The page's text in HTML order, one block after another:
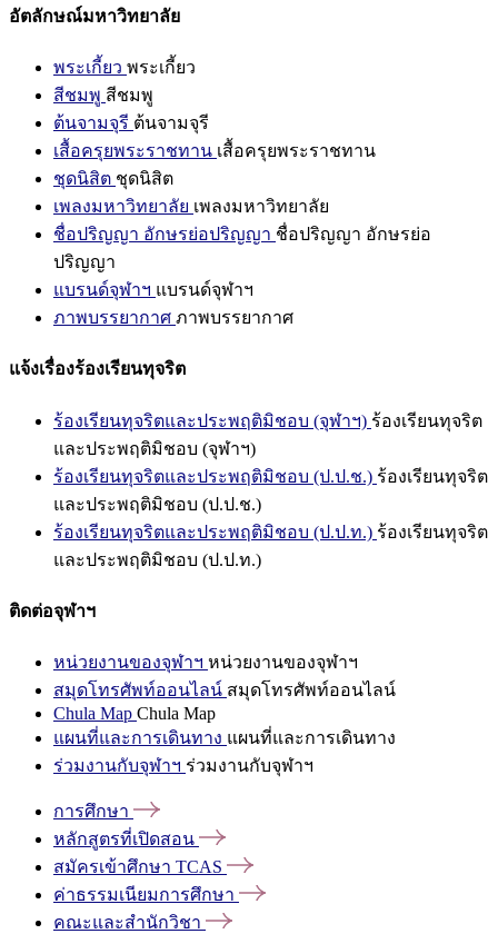
อัตลักษณ์มหาวิทยาลัย
พระเกี้ยว พระเกี้ยว
สีชมพู สีชมพู
ต้นจามจุรี ต้นจามจุรี
เสื้อครุยพระราชทาน เสื้อครุยพระราชทาน
ชุดนิสิต ชุดนิสิต
เพลงมหาวิทยาลัย เพลงมหาวิทยาลัย
ชื่อปริญญา อักษรย่อปริญญา ชื่อปริญญา อักษรย่อ
ปริญญา
แบรนด์จุฬาฯ แบรนด์จุฬาฯ
ภาพบรรยากาศ ภาพบรรยากาศ
แจ้งเรื่องร้องเรียนทุจริต
ร้องเรียนทุจริตและประพฤติมิชอบ (จุฬาฯ) ร้องเรียนทุจริต
และประพฤติมิชอบ (จุฬาฯ)
ร้องเรียนทุจริตและประพฤติมิชอบ (ป.ป.ช.) ร้องเรียนทุจริต
และประพฤติมิชอบ (ป.ป.ช.)
ร้องเรียนทุจริตและประพฤติมิชอบ (ป.ป.ท.) ร้องเรียนทุจริต
และประพฤติมิชอบ (ป.ป.ท.)
ติดต่อจุฬาฯ
หน่วยงานของจุฬาฯ หน่วยงานของจุฬาฯ
สมุดโทรศัพท์ออนไลน์ สมุดโทรศัพท์ออนไลน์
Chula Map Chula Map
แผนที่และการเดินทาง แผนที่และการเดินทาง
ร่วมงานกับจุฬาฯ ร่วมงานกับจุฬาฯ
การศึกษา
หลักสูตรที่เปิดสอน
สมัครเข้าศึกษา TCAS
ค่าธรรมเนียมการศึกษา
คณะและสำนักวิชา